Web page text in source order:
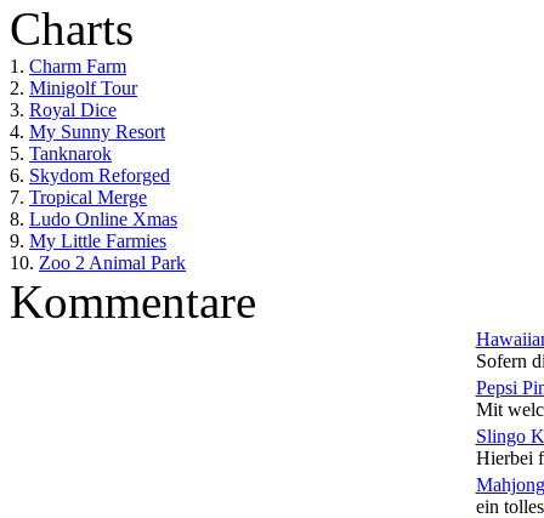
Charts
1. Charm Farm
2. Minigolf Tour
3. Royal Dice
4. My Sunny Resort
5. Tanknarok
6. Skydom Reforged
7. Tropical Merge
8. Ludo Online Xmas
9. My Little Farmies
10. Zoo 2 Animal Park
Kommentare
Sofern
Pepsi
Mit
Slingo
Hierbei
ein